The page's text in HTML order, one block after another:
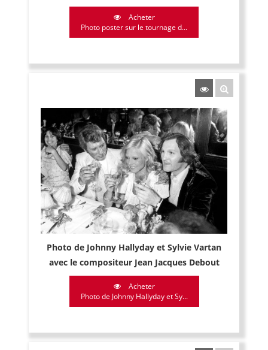
Acheter
Photo poster sur le tournage d...
Photo de Johnny Hallyday et Sylvie Vartan
avec le compositeur Jean Jacques Debout
Acheter
Photo de Johnny Hallyday et Sy...